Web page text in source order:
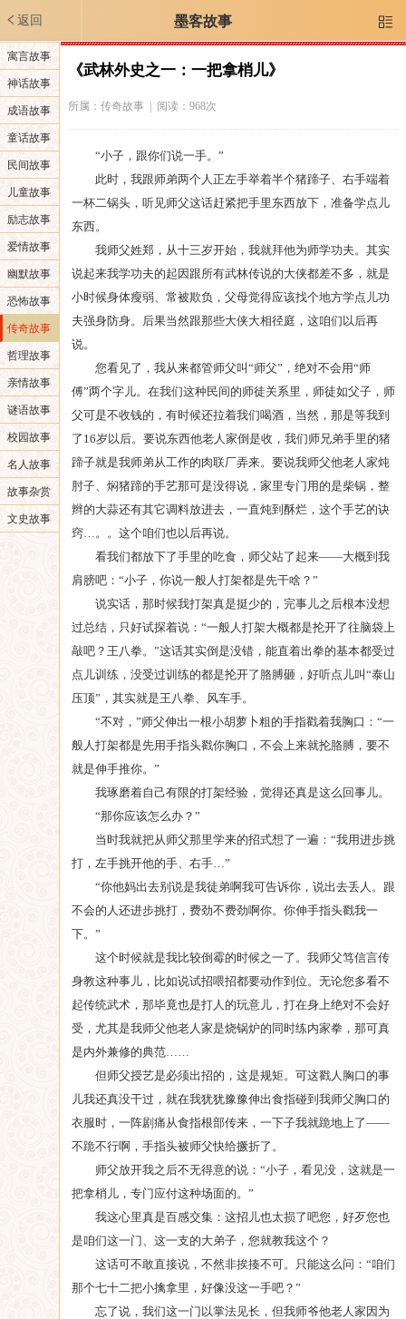
返回 墨客故事 
寓言故事
神话故事
成语故事
童话故事
民间故事
儿童故事
励志故事
爱情故事
幽默故事
恐怖故事
传奇故事
哲理故事
亲情故事
谜语故事
校园故事
名人故事
故事杂赏
文史故事
《武林外史之一：一把拿梢儿》
所属： 传奇故事| 阅读：968次
“小子，跟你们说一手。”
此时，我跟师弟两个人正左手举着半个猪蹄子、右手端着
一杯二锅头，听见师父这话赶紧把手里东西放下，准备学点儿
东西。
我师父姓郑，从十三岁开始，我就拜他为师学功夫。其实
说起来我学功夫的起因跟所有武林传说的大侠都差不多，就是
小时候身体瘦弱、常被欺负，父母觉得应该找个地方学点儿功
夫强身防身。后果当然跟那些大侠大相径庭，这咱们以后再
说。
您看见了，我从来都管师父叫“师父”，绝对不会用“师
傅”两个字儿。在我们这种民间的师徒关系里，师徒如父子，师
父可是不收钱的，有时候还拉着我们喝酒，当然，那是等我到
了16岁以后。要说东西他老人家倒是收，我们师兄弟手里的猪
蹄子就是我师弟从工作的肉联厂弄来。要说我师父他老人家炖
肘子、焖猪蹄的手艺那可是没得说，家里专门用的是柴锅，整
辫的大蒜还有其它调料放进去，一直炖到酥烂，这个手艺的诀
窍…。。这个咱们也以后再说。
看我们都放下了手里的吃食，师父站了起来——大概到我
肩膀吧：“小子，你说一般人打架都是先干啥？”
说实话，那时候我打架真是挺少的，完事儿之后根本没想
过总结，只好试探着说：“一般人打架大概都是抡开了往脑袋上
敲吧？王八拳。”这话其实倒是没错，能直着出拳的基本都受过
点儿训练，没受过训练的都是抡开了胳膊砸，好听点儿叫“泰山
压顶”，其实就是王八拳、风车手。
“不对，”师父伸出一根小胡萝卜粗的手指戳着我胸口：“一
般人打架都是先用手指头戳你胸口，不会上来就抡胳膊，要不
就是伸手推你。”
我琢磨着自己有限的打架经验，觉得还真是这么回事儿。
“那你应该怎么办？”
当时我就把从师父那里学来的招式想了一遍：“我用进步挑
打，左手挑开他的手、右手…”
“你他妈出去别说是我徒弟啊我可告诉你，说出去丢人。跟
不会的人还进步挑打，费劲不费劲啊你。你伸手指头戳我一
下。”
这个时候就是我比较倒霉的时候之一了。我师父笃信言传
身教这种事儿，比如说试招喂招都要动作到位。无论您多看不
起传统武术，那毕竟也是打人的玩意儿，打在身上绝对不会好
受，尤其是我师父他老人家是烧锅炉的同时练内家拳，那可真
是内外兼修的典范……
但师父授艺是必须出招的，这是规矩。可这戳人胸口的事
儿我还真没干过，就在我犹犹豫豫伸出食指碰到我师父胸口的
衣服时，一阵剧痛从食指根部传来，一下子我就跪地上了——
不跪不行啊，手指头被师父快给撅折了。
师父放开我之后不无得意的说：“小子，看见没，这就是一
把拿梢儿，专门应付这种场面的。”
我这心里真是百感交集：这招儿也太损了吧您，好歹您也
是咱们这一门、这一支的大弟子，您就教我这个？
这话可不敢直接说，不然非挨揍不可。只能这么问：“咱们
那个七十二把小擒拿里，好像没这一手吧？”
忘了说，我们这一门以掌法见长，但我师爷他老人家因为